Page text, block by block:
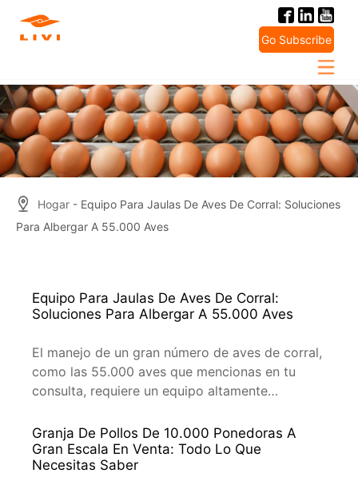
Go Subscribe
Hogar - Equipo Para Jaulas De Aves De Corral: Soluciones
Para Albergar A 55.000 Aves
Equipo Para Jaulas De Aves De Corral:
Soluciones Para Albergar A 55.000 Aves
El manejo de un gran número de aves de corral,
como las 55.000 aves que mencionas en tu
consulta, requiere un equipo altamente
te proporcionaremos una guía detallada sobre
el equipo necesario para jaulas de aves de
corral, adaptado para albergar una cantidad tan
Granja De Pollos De 10.000 Ponedoras A
Gran Escala En Venta: Todo Lo Que
Necesitas Saber